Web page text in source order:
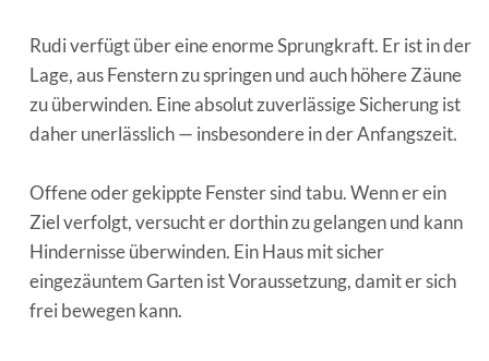
Rudi verfügt über eine enorme Sprungkraft. Er ist in der
Lage, aus Fenstern zu springen und auch höhere Zäune
zu überwinden. Eine absolut zuverlässige Sicherung ist
daher unerlässlich — insbesondere in der Anfangszeit.
Offene oder gekippte Fenster sind tabu. Wenn er ein
Ziel verfolgt, versucht er dorthin zu gelangen und kann
Hindernisse überwinden. Ein Haus mit sicher
eingezäuntem Garten ist Voraussetzung, damit er sich
frei bewegen kann.